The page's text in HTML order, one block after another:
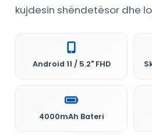
kujdesin shëndetësor dhe
Android 11 / 5.2" FHD
4000mAh Bateri